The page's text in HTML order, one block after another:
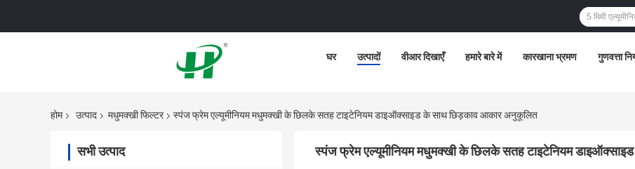
घर उत्पादों वीआर दिखाएँ हमारे बारे में कारखाना भ्रमण गुणवत्ता
होम उत्पाद मधुमक्खी फिल्टर स्पंज फ्रेम एल्यूमीनियम मधुमक्खी के छिलके सतह टाइटेनियम डाइऑक्साइड के साथ छिड़काव आकार अनुकूलित
सभी उत्पाद स्पंज फ्रेम एल्यूमीनियम मधुमक्खी के छिलके सतह टाइटेनियम